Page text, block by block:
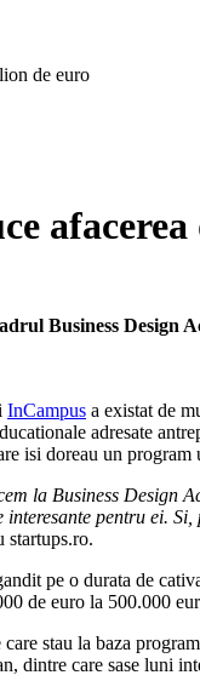
de euro
Business Design
InCampus a existat de
adresate
isi doreau un program
la Business Design
interesante pentru ei.
startups.ro.
pe o durata de
de euro la 500.000
stau la baza
dintre care sase luni